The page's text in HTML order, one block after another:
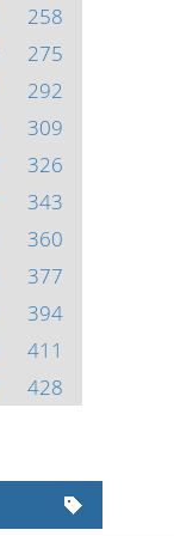
258
275
292
309
326
343
360
377
394
411
428